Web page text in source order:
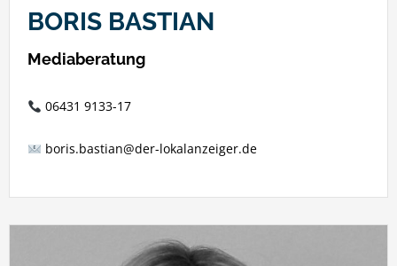
BORIS BASTIAN
Mediaberatung
06431 9133-17
boris.bastian@der-lokalanzeiger.de